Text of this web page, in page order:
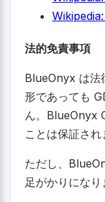
法的免責事項
BlueOnyx は法
形であっても
ん。BlueOnyx
ことは保証され
ただし、
足がかりになり